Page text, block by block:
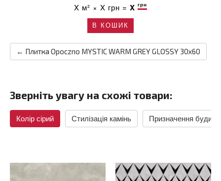
X м² × X грн = X грн
В КОШИК
← Плитка Opoczno MYSTIC WARM GREY GLOSSY 30x60
Зверніть увагу на схожі товари:
Колір сірий Стилізація камінь Призначення